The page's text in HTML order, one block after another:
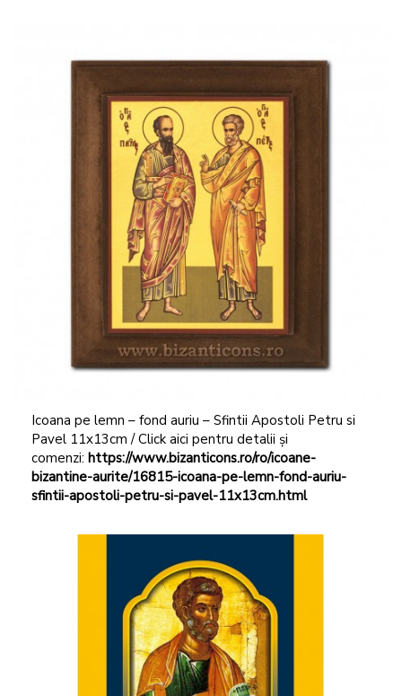
Icoana pe lemn – fond auriu – Sfintii Apostoli Petru si
Pavel 11x13cm / Click aici pentru detalii și
comenzi: https://www.bizanticons.ro/ro/icoane-
bizantine-aurite/16815-icoana-pe-lemn-fond-auriu-
sfintii-apostoli-petru-si-pavel-11x13cm.html